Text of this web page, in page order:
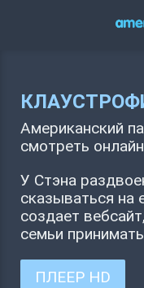
Американский
смотреть онлайн
У Стэна
сказываться на
создает
семьи
ПЛЕЕР HD